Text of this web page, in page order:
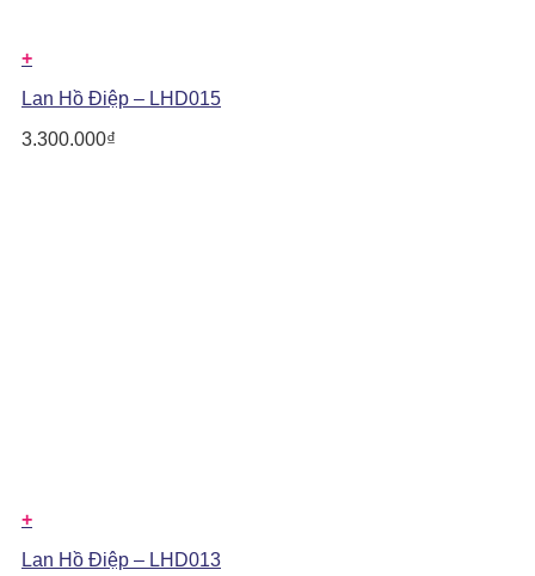
+
Lan Hồ Điệp – LHD015
3.300.000₫
+
Lan Hồ Điệp – LHD013